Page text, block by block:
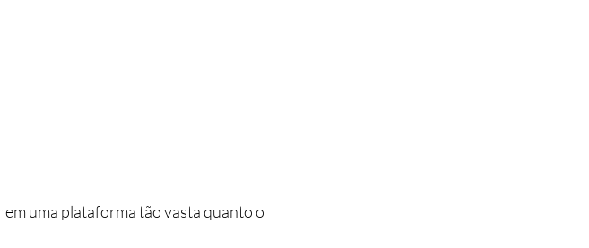
uma plataforma tão vasta quanto o